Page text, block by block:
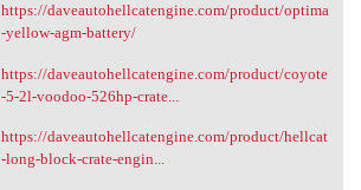
https://daveautohellcatengine.com/product/optima
-yellow-agm-battery/
https://daveautohellcatengine.com/product/coyote
-5-2l-voodoo-526hp-crate...
https://daveautohellcatengine.com/product/hellcat
-long-block-crate-engin...